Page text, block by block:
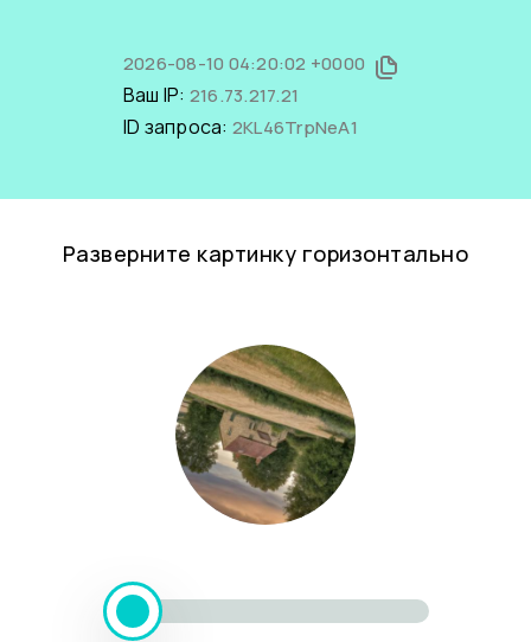
2026-08-10 04:20:02 +0000
Ваш IP: 216.73.217.21
ID запроса: 2KL46TrpNeA1
Разверните картинку горизонтально